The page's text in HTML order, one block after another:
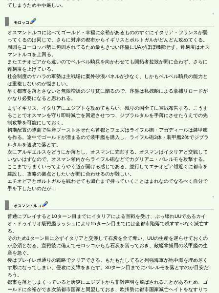
てしまうためやや厳しい。
↑
モロッコ
オスマントルコに比べてゴールド・幸福に余裕があるもののすぐにイタリア・フランスが襲
ってくるのは同じで、さらに対岸の都市からイギリスとポルトガルがどんどん攻めてくる。
周囲をヨーロッパ勢に包囲されてるため最もきつい序盤にUAがほぼ機能せず、難易度はオス
マントルコを上回る。
またエチオピアから遠いのでベルベル騎兵を向かわせても開拓者拉致が間に合わず、さらに
難易度を上げている。
社会制度のサハラの軍勢は主戦場に案外砂漠パネルが少なく、しかもベルベル騎兵の能力と
は重複しないのが悩ましい。
早く都市を落とさないと無限増援のジリ貧に陥るので、序盤は私掠船による拿捕リロードが
かなり必要になると思われる。
まずイギリス、イタリアにエジプトを攻めてもらい、残りの国全てに宣戦布告する。こうす
ることでオスマンを守り即時滅亡を回避させつつ、ジブラルタルを手薄にさせたうえでの先
制攻撃を可能にしておく。
初期配置の隊商で生産ブーストさせたら首都とフェズはライフル砲・アガディールは装甲艦
を作る。途中でゴールドが溜まるので装甲艦を購入し、ライフル砲3体・装甲艦2体でジブラ
ルタルを速攻で落とす。
次にアルギエルスをどうにか落とし、オスマンに売却する。オスマンはイタリアと交戦して
いないはずなので、オスマン領内からライフル砲などでカグリアニ・パレルモを攻撃する。
ここまでうまくいってようやく道が開ける感じである。並行してエチオピア領近くに都市を
建設し、攻略の拠点としたいが間に合わせるのが難しい。
エチオピアとポルトガルを戦わせても滅亡まで持っていくことはまれなのでなるべく自分で
手を下したいのだが…
↑
オスマントルコ
普通にプレイすると10ターン目までにイタリアによる宣戦を受け、ぶっ壊れUUであるカイ
オ・ドゥイリオ級戦艦ラッシュにより15ターン目までには全都市陥落で成すすべなく滅亡す
る。
そのため1ターン目に必ずイタリアと交渉して石炭を全て奪い、UUの生産を遅らせておくの
が必須となる。宣戦後に備えてモロッコからも石炭を貰っておき、敵艦拿捕用の装甲艦の生
産を急ぐ。
後はプレイレポ通りの戦略でクリアできる。もたもたしてると列強海軍が地中海を埋め尽く
す形になってしまい、侵攻に支障をきたす。30ターン目までにパレルモを落とすのが目安だ
ろう。
都市を落としまくっていると唐突にエジプトから非難声明を飛ばされることがあるため、ゴ
ールドに余裕ができ次第都市国家と同盟しておき、欧州勢に都市国家滅亡ヘイトをなすりつ